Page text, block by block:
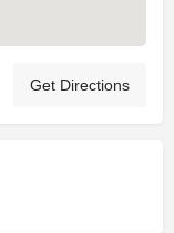
Get Directions